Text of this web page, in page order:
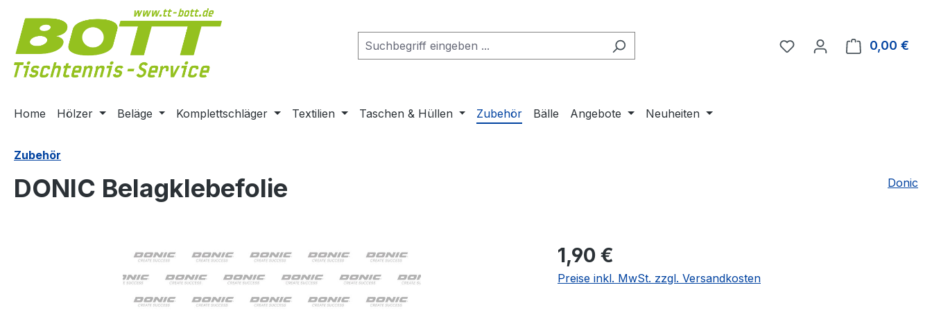
Hauptinhalt springen
Zur Suche springen
Zur Hauptnavigation springen
Du hast 0 Produkte auf
0,00 €
Home Hölzer Beläge Komplettschläger Textilien Taschen & Hüllen Zubehör Bälle Angebote Neuheiten
Zubehör
DONIC Belagklebefolie Donic
Regulärer Preis:
1,90 €
Preise inkl. MwSt. zzgl. Versandkosten